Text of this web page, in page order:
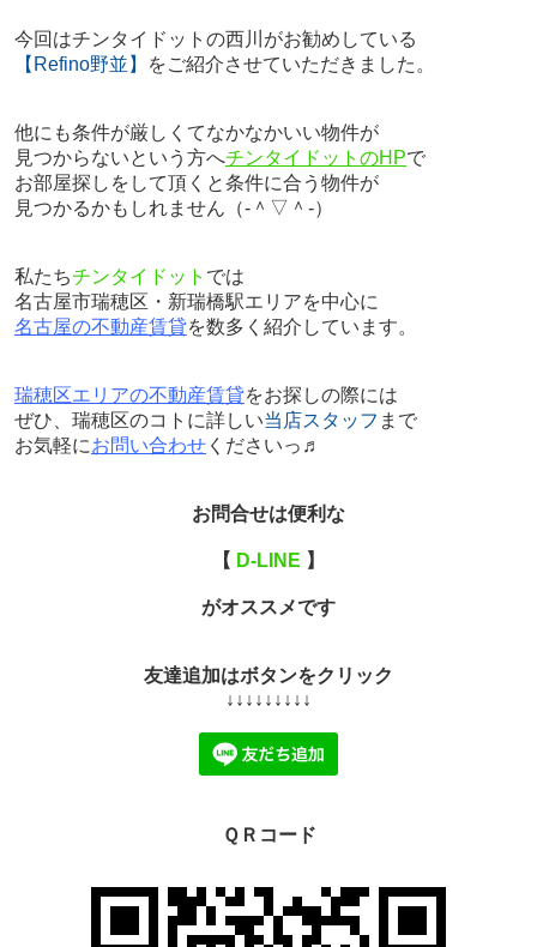
今回はチンタイドットの西川がお勧めしている
【Refino野並】
をご紹介させていただきました。
他にも条件が厳しくてなかなかいい物件が
見つからないという方へチンタイドットのHPで
お部屋探しをして頂くと条件に合う物件が
見つかるかもしれません（‐＾▽＾‐）
私たちチンタイドット では
名古屋市瑞穂区・新瑞橋駅エリアを中心に
名古屋の不動産賃貸を数多く紹介しています。
瑞穂区エリアの不動産賃貸をお探しの際には
ぜひ、瑞穂区のコトに詳しい当店スタッフ まで
お気軽にお問い合わせくださいっ♬
お問合せは便利な
【 D-LINE 】
がオススメです
友達追加はボタンをクリック
↓↓↓↓↓↓↓↓↓
ＱＲコード